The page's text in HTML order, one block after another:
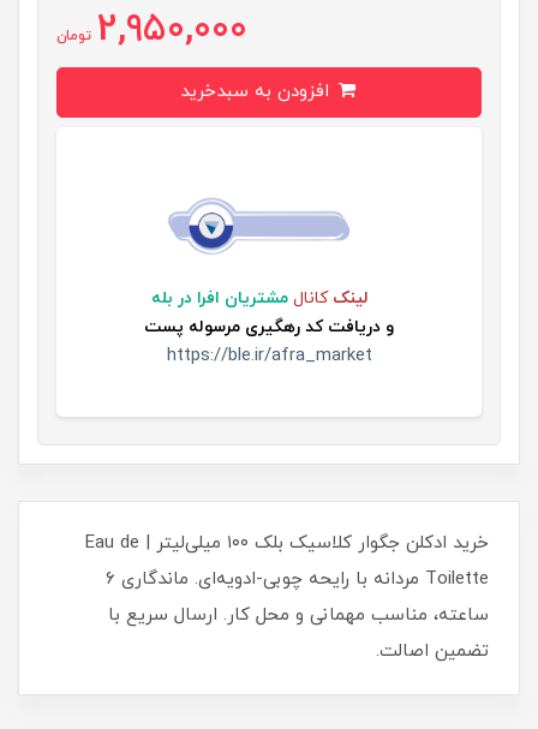
2,950,000 تومان
لینک کانال مشتریان افرا در بله
و دریافت کد رهگیری مرسوله پست
https://ble.ir/afra_market
خرید ادکلن جگوار کلاسیک بلک ۱۰۰ میلی‌لیتر | Eau de
Toilette مردانه با رایحه چوبی-ادویه‌ای. ماندگاری ۶
ساعته، مناسب مهمانی و محل کار. ارسال سریع با
تضمین اصالت.